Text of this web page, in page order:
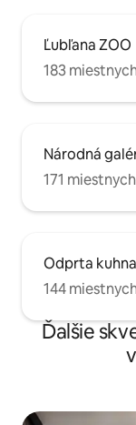
Ľubľana ZOO
183
Národná
171
Odprta kuhna
144
Ďalšie